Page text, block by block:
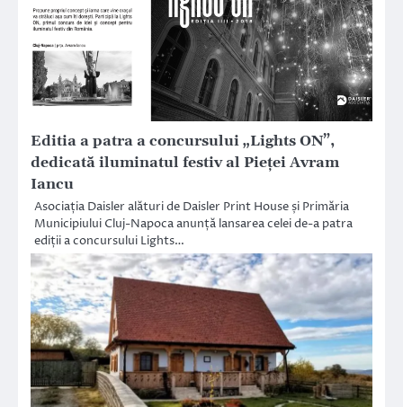
Editia a patra a concursului „Lights ON”,
dedicată iluminatul festiv al Pieței Avram
Iancu
Asociația Daisler alături de Daisler Print House și Primăria
Municipiului Cluj-Napoca anunță lansarea celei de-a patra
ediții a concursului Lights…